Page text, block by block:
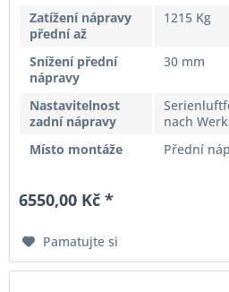
Zatížení nápravy
přední až
1215 Kg
Snížení přední
nápravy
30 mm
Nastavitelnost
zadní nápravy
nach
Místo montáže
Přední
6550,00 Kč *
Pamatujte si